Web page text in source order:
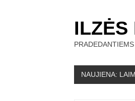
ILZĖS
NAUJIENA: